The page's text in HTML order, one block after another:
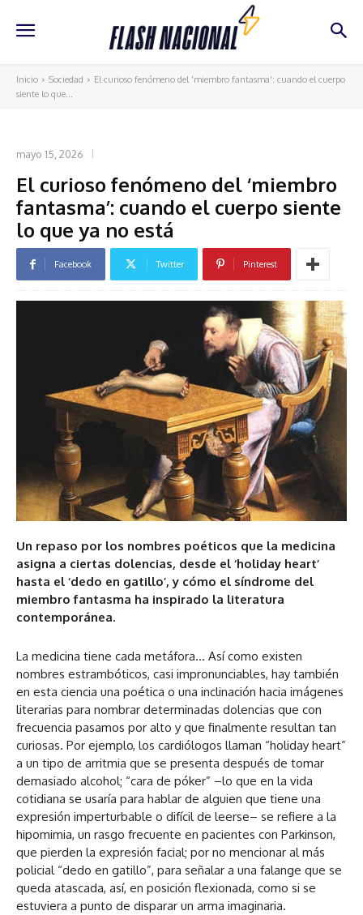
Inicio Sociedad
El curioso fenómeno del 'miembro fantasma': cuando el cuerpo
siente lo que...
mayo 15, 2026
El curioso fenómeno del ‘miembro
fantasma’: cuando el cuerpo siente
lo que ya no está
Facebook Twitter Pinterest
Un repaso por los nombres poéticos que la medicina
asigna a ciertas dolencias, desde el ‘holiday heart’
hasta el ‘dedo en gatillo’, y cómo el síndrome del
miembro fantasma ha inspirado la literatura
contemporánea.
La medicina tiene cada metáfora… Así como existen
nombres estrambóticos, casi impronunciables, hay también
en esta ciencia una poética o una inclinación hacia imágenes
literarias para nombrar determinadas dolencias que con
frecuencia pasamos por alto y que finalmente resultan tan
curiosas. Por ejemplo, los cardiólogos llaman “holiday heart”
a un tipo de arritmia que se presenta después de tomar
demasiado alcohol; “cara de póker” –lo que en la vida
cotidiana se usaría para hablar de alguien que tiene una
expresión imperturbable o difícil de leerse– se refiere a la
hipomimia, un rasgo frecuente en pacientes con Parkinson,
que pierden la expresión facial; por no mencionar al más
policial “dedo en gatillo”, para señalar a una falange que se
queda atascada, así, en posición flexionada, como si se
estuviera a punto de disparar un arma imaginaria.